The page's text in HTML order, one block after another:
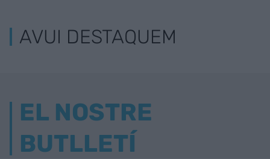
AVUI DESTAQUEM
EL NOSTRE
BUTLLETÍ